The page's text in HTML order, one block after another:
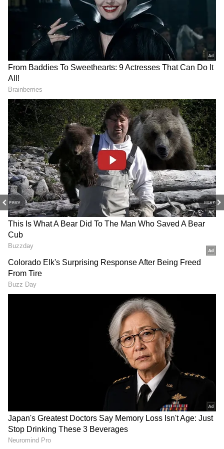
PREV NEXT
மக்களின் வாழ்க்கையில் அரசுகளின்
தலையீடுகள் குறைவாக இருப்பதை உறுதி
செய்வது அரசின் வேலை எனவும் அவர்
DOWNLOAD APP
RECOMMENDED STORIES
Mullaperiyar Dam:
முல்லைப்பெரியாறு
அணை திறப்பு!
தமிழகத்திற்கு வருகிறது
தண்ணீர்.!